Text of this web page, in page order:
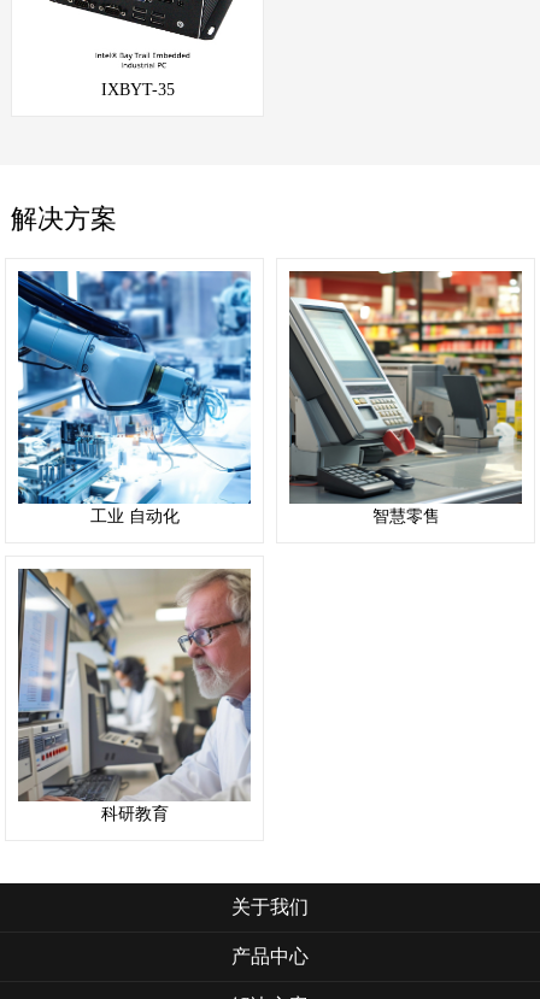
IXBYT-35
解决方案
工业 自动化 智慧零售
科研教育
关于我们
产品中心